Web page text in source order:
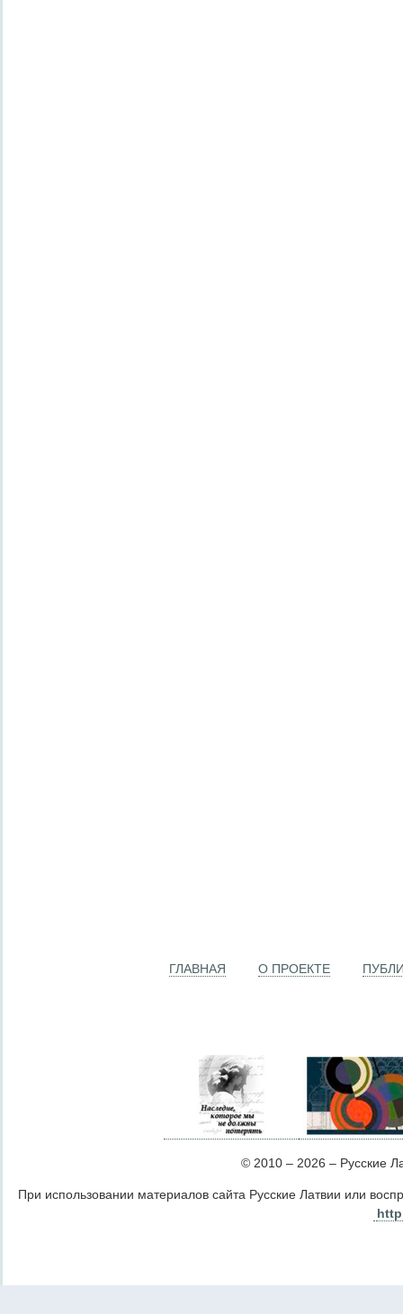
ГЛАВНАЯ О ПРОЕКТЕ
© 2010 – 2026 – Русские
При использовании материалов сайта Русские Латвии или